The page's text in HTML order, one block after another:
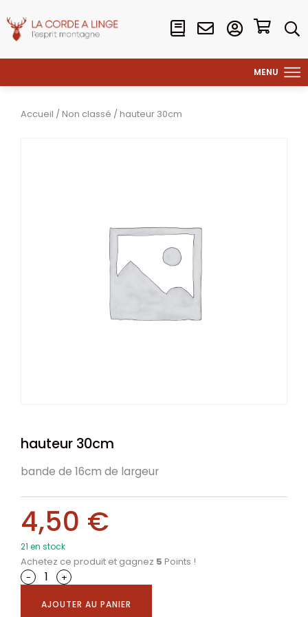
Accueil / Non classé / hauteur 30cm
hauteur 30cm
bande de 16cm de largeur
4,50 €
21 en stock
Achetez ce produit et gagnez 5 Points !
-
+
AJOUTER AU PANIER